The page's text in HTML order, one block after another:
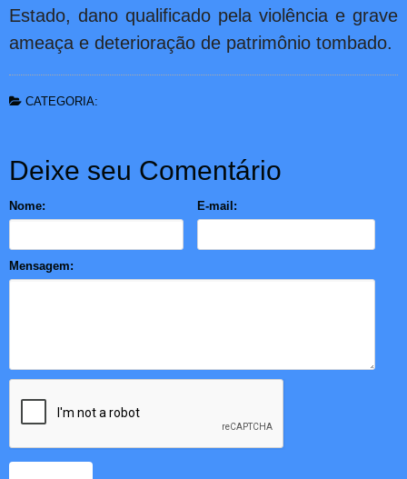
Estado, dano qualificado pela violência e grave
ameaça e deterioração de patrimônio tombado.
CATEGORIA:
Deixe seu Comentário
Nome: E-mail:
Mensagem: